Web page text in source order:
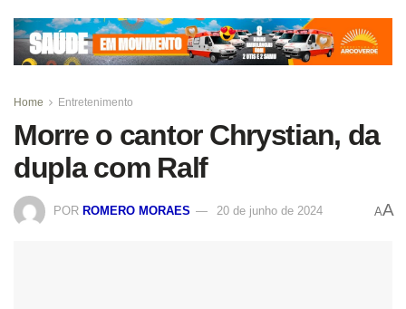
Home Entretenimento
Morre o cantor Chrystian, da
dupla com Ralf
POR ROMERO MORAES 20 de junho de 2024 AA